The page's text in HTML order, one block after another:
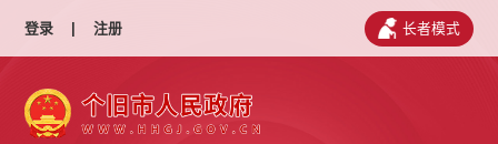
登录 | 注册 长者模式